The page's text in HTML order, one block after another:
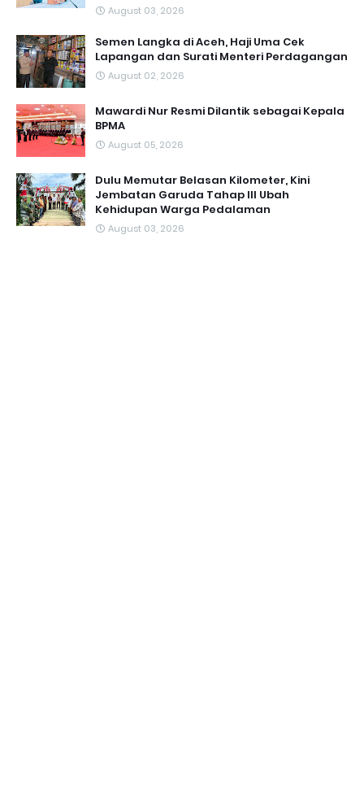
August 03, 2026
Semen Langka di Aceh, Haji Uma Cek
Lapangan dan Surati Menteri Perdagangan
August 02, 2026
Mawardi Nur Resmi Dilantik sebagai Kepala
BPMA
August 05, 2026
Dulu Memutar Belasan Kilometer, Kini
Jembatan Garuda Tahap III Ubah
Kehidupan Warga Pedalaman ‎
August 03, 2026